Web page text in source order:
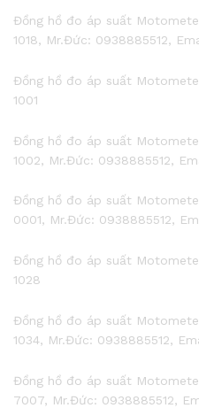
Đồng hồ đo áp suất
1018, Mr.Đức: 0938885512,
Đồng hồ đo áp suất
1001
Đồng hồ đo áp suất
1002, Mr.Đức: 0938885512,
Đồng hồ đo áp suất
0001, Mr.Đức: 0938885512,
Đồng hồ đo áp suất
1028
Đồng hồ đo áp suất
1034, Mr.Đức: 0938885512,
Đồng hồ đo áp suất
7007, Mr.Đức: 0938885512,